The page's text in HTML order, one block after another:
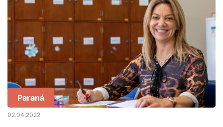
Paraná
02.04.2022